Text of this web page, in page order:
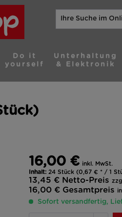
Do it
yourself
Unterhaltung
& Elektronik
16,00 € inkl. MwSt.
Inhalt: 24 Stück (0,67 € * / 1
13,45 € Netto-Preis
16,00 € Gesamtpreis
Sofort versandfertig,